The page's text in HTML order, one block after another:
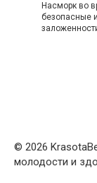
Насморк во
безопасные
© 2026
молодости и